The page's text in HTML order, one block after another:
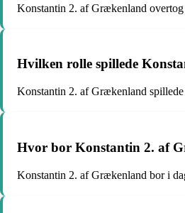
Konstantin 2. af Grækenland
Hvilken rolle spillede
Konstantin 2. af Grækenland
Hvor bor Konstantin 2. af
Konstantin 2. af Grækenland bor i